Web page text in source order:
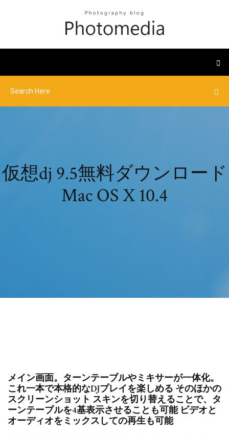
仮想dj 9.5無料ダウンロード
Mac OS X 10.4
メイン画面。ターンテーブルやミキサーが一体化。
これ一本で本格的なDJプレイを楽しめる そのほかの
スクリーンショット スキンを切り替えることで、タ
ーンテーブルを4基表示させることも可能 ビデオと
オーディオをミックスしての再生も可能